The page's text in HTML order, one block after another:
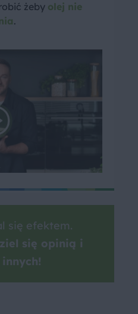
żeby olej nie
.
się efektem.
się opinią i